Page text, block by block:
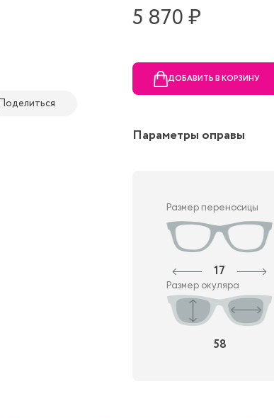
5 870 ₷
ДОБАВИТЬ В КОРЗИНУ
Параметры оправы
Размер переносицы
17
Размер окуляра
58